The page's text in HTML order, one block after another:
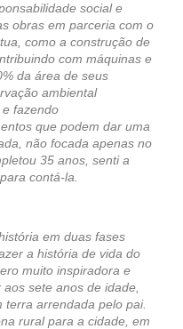
social e
obras em parceria com o
como a construção de
com máquinas e
da área de seus
ambiental
fazendo
que podem dar uma
não focada apenas no
35 anos, senti a
contá-la.
em duas fases
a história de vida do
muito inspiradora e
sete anos de idade,
arrendada pelo pai.
rural para a cidade, em